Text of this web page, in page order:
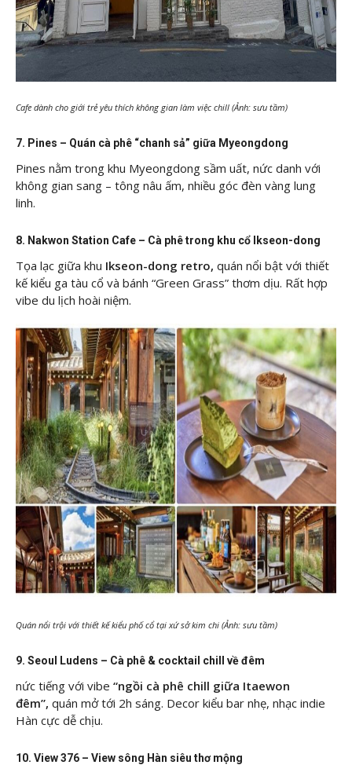
Cafe dành cho giới trẻ yêu thích không gian làm việc chill (Ảnh: sưu tầm)
7. Pines – Quán cà phê “chanh sả” giữa Myeongdong
Pines nằm trong khu Myeongdong sầm uất, nức danh với
không gian sang – tông nâu ấm, nhiều góc đèn vàng lung
linh.
8. Nakwon Station Cafe – Cà phê trong khu cổ Ikseon-dong
Tọa lạc giữa khu Ikseon-dong retro, quán nổi bật với thiết
kế kiểu ga tàu cổ và bánh “Green Grass” thơm dịu. Rất hợp
vibe du lịch hoài niệm.
Quán nổi trội với thiết kế kiểu phố cổ tại xứ sở kim chi (Ảnh: sưu tầm)
9. Seoul Ludens – Cà phê & cocktail chill về đêm
nức tiếng với vibe “ngồi cà phê chill giữa Itaewon
đêm”, quán mở tới 2h sáng. Decor kiểu bar nhẹ, nhạc indie
Hàn cực dễ chịu.
10. View 376 – View sông Hàn siêu thơ mộng